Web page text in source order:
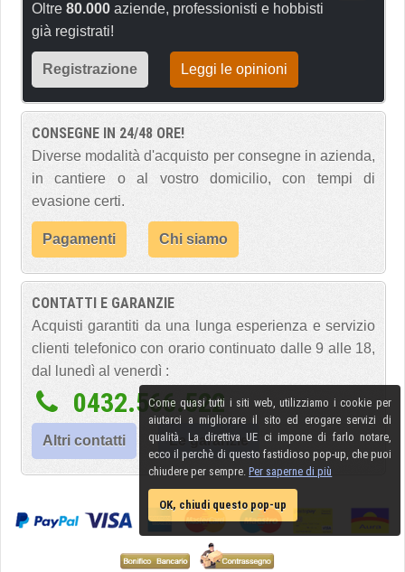
Come quasi tutti i siti web, utilizziamo i cookie per
aiutarci a migliorare il sito ed erogare servizi di
qualità. La direttiva UE ci impone di farlo notare,
ecco il perchè di questo fastidioso pop-up, che puoi
chiudere per sempre.Per saperne di più
OK, chiudi questo pop-up
Oltre 80.000 aziende, professionisti e hobbisti
già registrati!
Registrazione Leggi le opinioni
CONSEGNE IN 24/48 ORE!
Diverse modalità d'acquisto per consegne in azienda,
in cantiere o al vostro domicilio, con tempi di
evasione certi.
Pagamenti Chi siamo
CONTATTI E GARANZIE
Acquisti garantiti da una lunga esperienza e servizio
clienti telefonico con orario continuato dalle 9 alle 18,
dal lunedì al venerdì :
0432.566.522
Altri contatti Le garanzie